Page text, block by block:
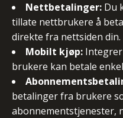
Nettbetalinger: Du
tillate nettbrukere å
direkte fra nettsiden din.
Mobilt kjøp:
brukere kan betale
betalinger fra brukere
abonnementstjenester,